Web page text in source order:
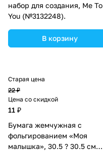
набор для создания, Me To
You (№3132248).
В корзину
Старая цена
22 ₽
Цена со скидкой
11 ₽
Бумага жемчужная с
фольгированием «Моя
малышка», 30.5 ? 30.5 см